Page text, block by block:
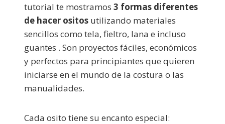
tutorial te mostramos 3 formas diferentes
de hacer ositos utilizando materiales
sencillos como tela, fieltro, lana e incluso
guantes . Son proyectos fáciles, económicos
y perfectos para principiantes que quieren
iniciarse en el mundo de la costura o las
manualidades.
Cada osito tiene su encanto especial: